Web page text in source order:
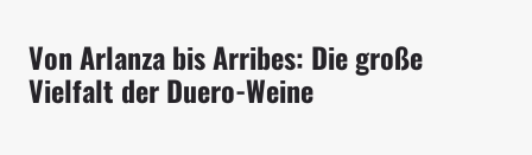
Von Arlanza bis Arribes: Die große
Vielfalt der Duero-Weine